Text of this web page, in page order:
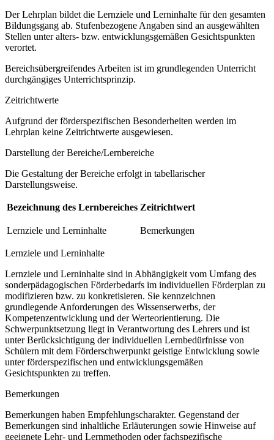
Der Lehrplan bildet die Lernziele und Lerninhalte für den gesamten
Bildungsgang ab. Stufenbezogene Angaben sind an ausgewählten
Stellen unter alters- bzw. entwicklungsgemäßen Gesichtspunkten
verortet.
Bereichsübergreifendes Arbeiten ist im grundlegenden Unterricht
durchgängiges Unterrichtsprinzip.
Zeitrichtwerte
Aufgrund der förderspezifischen Besonderheiten werden im
Lehrplan keine Zeitrichtwerte ausgewiesen.
Darstellung der Bereiche/Lernbereiche
Die Gestaltung der Bereiche erfolgt in tabellarischer
Darstellungsweise.
Bezeichnung des Lernbereiches Zeitrichtwert
Lernziele und Lerninhalte Bemerkungen
Lernziele und Lerninhalte
Lernziele und Lerninhalte sind in Abhängigkeit vom Umfang des
sonderpädagogischen Förderbedarfs im individuellen Förderplan zu
modifizieren bzw. zu konkretisieren. Sie kennzeichnen
grundlegende Anforderungen des Wissenserwerbs, der
Kompetenzentwicklung und der Werteorientierung. Die
Schwerpunktsetzung liegt in Verantwortung des Lehrers und ist
unter Berücksichtigung der individuellen Lernbedürfnisse von
Schülern mit dem Förderschwerpunkt geistige Entwicklung sowie
unter förderspezifischen und entwicklungsgemäßen
Gesichtspunkten zu treffen.
Bemerkungen
Bemerkungen haben Empfehlungscharakter. Gegenstand der
Bemerkungen sind inhaltliche Erläuterungen sowie Hinweise auf
geeignete Lehr- und Lernmethoden oder fachspezifische